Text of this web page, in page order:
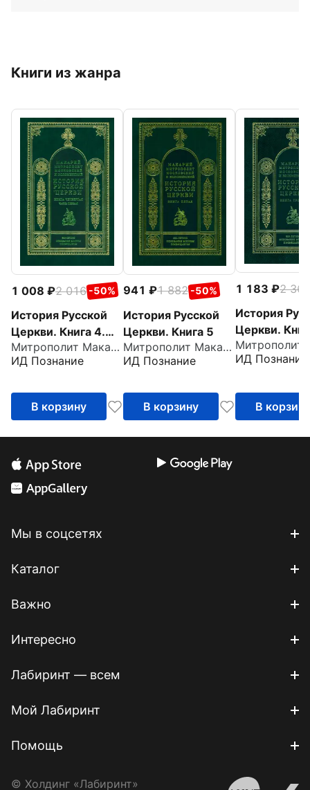
Книги из жанра
1 008 2 016 -50%
История Русской
Церкви. Книга 4.
Часть 1
Митрополит Макарий Московский
ИД Познание
В корзину
941 1 882 -50%
История Русской
Церкви. Книга 5
Митрополит Макарий Московский
ИД Познание
В корзину
1 183
2 366
История
Церкви.
ИД Познание
В корзину
Мы в соцсетях
Каталог
Важно
Интересно
Лабиринт — всем
Мой Лабиринт
Помощь
© Холдинг «Лабиринт»